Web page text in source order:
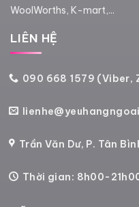
WoolWorths, K-mart,...
LIÊN HỆ
090 668 1579 (Viber,
Trần Văn Dư, P. Tân
Thời gian: 8h00-